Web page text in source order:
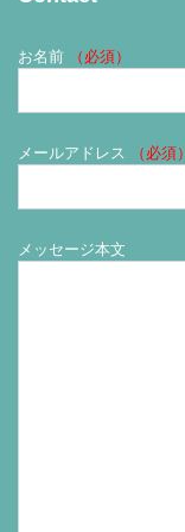
お名前 （必須）
メールアドレス （必須）
メッセージ本文